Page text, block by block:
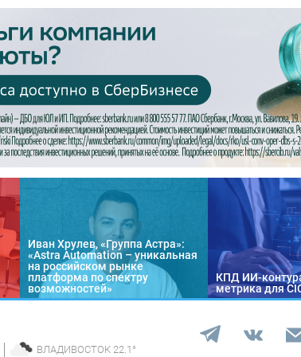
Иван Хрулев, «Группа Астра»:
«Astra Automation – уникальная
на российском рынке
платформа по спектру
возможностей»
КПД ИИ-
метрика для
ВЛАДИВОСТОК 22.1 °